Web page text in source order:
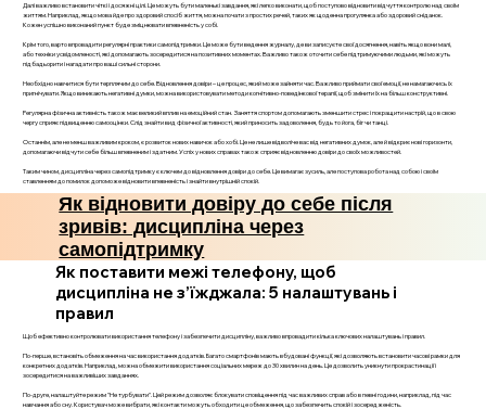
Далі важливо встановити чіткі і досяжні цілі. Це можуть бути маленькі завдання, які легко виконати, щоб поступово відновити відчуття контролю над своїм
життям. Наприклад, якщо мова йде про здоровий спосіб життя, можна почати з простих речей, таких як щоденна прогулянка або здоровий сніданок.
Кожен успішно виконаний пункт буде зміцнювати впевненість у собі.
Крім того, варто впровадити регулярні практики самопідтримки. Це може бути ведення журналу, де ви записуєте свої досягнення, навіть якщо вони малі,
або техніки усвідомленості, які допомагають зосередитися на позитивних моментах. Важливо також оточити себе підтримуючими людьми, які можуть
підбадьорити і нагадати про ваші сильні сторони.
Необхідно навчитися бути терплячим до себе. Відновлення довіри – це процес, який може зайняти час. Важливо приймати свої емоції, не намагаючись їх
пригнічувати. Якщо виникають негативні думки, можна використовувати методи когнітивно-поведінкової терапії, щоб змінити їх на більш конструктивні.
Регулярна фізична активність також має великий вплив на емоційний стан. Заняття спортом допомагають зменшити стрес і покращити настрій, що в свою
чергу сприяє підвищенню самооцінки. Слід знайти вид фізичної активності, який приносить задоволення, будь то йога, біг чи танці.
Останнім, але не менш важливим кроком, є розвиток нових навичок або хобі. Це не лише відволіче вас від негативних думок, але й відкриє нові горизонти,
допомагаючи відчути себе більш впевненим і здатним. Успіх у нових справах також сприяє відновленню довіри до своїх можливостей.
Таким чином, дисципліна через самопідтримку є ключем до відновлення довіри до себе. Це вимагає зусиль, але поступова робота над собою і своїм
ставленням до помилок допоможе відновити впевненість і знайти внутрішній спокій.
Як відновити довіру до себе після
зривів: дисципліна через
самопідтримку
Як поставити межі телефону, щоб
дисципліна не з’їжджала: 5 налаштувань і
правил
Щоб ефективно контролювати використання телефону і забезпечити дисципліну, важливо впровадити кілька ключових налаштувань і правил.
По-перше, встановіть обмеження на час використання додатків. Багато смартфонів мають вбудовані функції, які дозволяють встановити часові рамки для
конкретних додатків. Наприклад, можна обмежити використання соціальних мереж до 30 хвилин на день. Це дозволить уникнути прокрастинації і
зосередитися на важливіших завданнях.
По-друге, налаштуйте режим "Не турбувати". Цей режим дозволяє блокувати сповіщення під час важливих справ або в певні години, наприклад, під час
навчання або сну. Користувач може вибрати, які контакти можуть обходити це обмеження, що забезпечить спокій і зосередженість.